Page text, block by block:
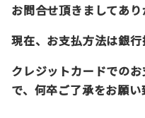
お問合せ頂きましてあり
現在、お支払方法は銀行
クレジットカードでの
で、何卒ご了承をお願い